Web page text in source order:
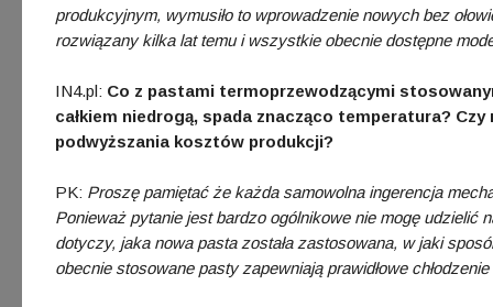
produkcyjnym, wymusiło to wprowadzenie nowych bez
rozwiązany kilka lat temu i wszystkie obecnie dostępne
IN4.pl: Co z pastami termoprzewodzącymi
całkiem niedrogą, spada znacząco temperatura?
podwyższania kosztów produkcji?
PK: Proszę pamiętać że każda samowolna ingerencja
Ponieważ pytanie jest bardzo ogólnikowe nie mogę udzielić
dotyczy, jaka nowa pasta została zastosowana, w jaki
obecnie stosowane pasty zapewniają prawidłowe